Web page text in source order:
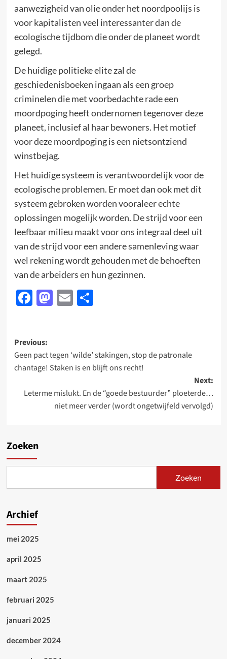
aanwezigheid van olie onder het noordpoolijs is
voor kapitalisten veel interessanter dan de
ecologische tijdbom die onder de planeet wordt
gelegd.
De huidige politieke elite zal de
geschiedenisboeken ingaan als een groep
criminelen die met voorbedachte rade een
moordpoging heeft ondernomen tegenover deze
planeet, inclusief al haar bewoners. Het motief
voor deze moordpoging is een nietsontziend
winstbejag.
Het huidige systeem is verantwoordelijk voor de
ecologische problemen. Er moet dan ook met dit
systeem gebroken worden vooraleer echte
oplossingen mogelijk worden. De strijd voor een
leefbaar milieu maakt voor ons integraal deel uit
van de strijd voor een andere samenleving waar
wel rekening wordt gehouden met de behoeften
van de arbeiders en hun gezinnen.
Facebook
Mastodon
EmailDelen
Post
navigation
Previous:
Geen pact tegen ‘wilde’ stakingen, stop de patronale
chantage! Staken is en blijft ons recht!
Next:
Leterme mislukt. En de “goede bestuurder” ploeterde…
niet meer verder (wordt ongetwijfeld vervolgd)
Zoeken
Zoeken
Archief
mei 2025
april 2025
maart 2025
februari 2025
januari 2025
december 2024